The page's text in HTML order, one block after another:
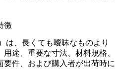
徴
は、長くても曖昧なものより
途、重要な寸法、材料規格、
件、および購入者が出荷時に